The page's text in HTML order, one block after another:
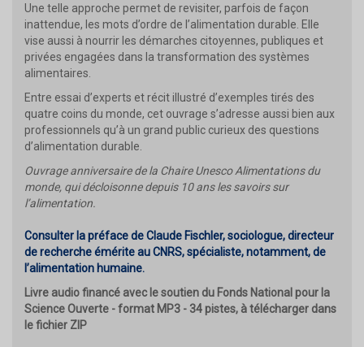
Une telle approche permet de revisiter, parfois de façon
inattendue, les mots d’ordre de l’alimentation durable. Elle
vise aussi à nourrir les démarches citoyennes, publiques et
privées engagées dans la transformation des systèmes
alimentaires.
Entre essai d’experts et récit illustré d’exemples tirés des
quatre coins du monde, cet ouvrage s’adresse aussi bien aux
professionnels qu’à un grand public curieux des questions
d’alimentation durable.
Ouvrage anniversaire de la Chaire Unesco Alimentations du
monde, qui décloisonne depuis 10 ans les savoirs sur
l’alimentation.
Consulter la préface de Claude Fischler, sociologue, directeur
de recherche émérite au CNRS, spécialiste, notamment, de
l’alimentation humaine.
Livre audio financé avec le soutien du Fonds National pour la
Science Ouverte - format MP3 - 34 pistes, à télécharger dans
le fichier ZIP